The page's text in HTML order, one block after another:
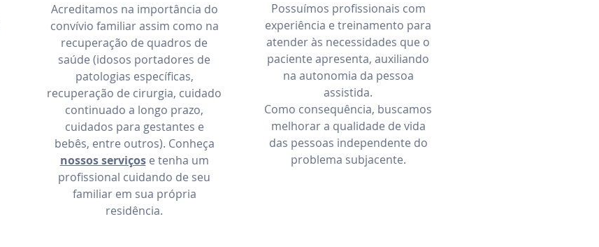
Acreditamos na importância do
convívio familiar assim como na
recuperação de quadros de
saúde (idosos portadores de
patologias específicas,
recuperação de cirurgia, cuidado
continuado a longo prazo,
cuidados para gestantes e
bebês, entre outros). Conheça
nossos serviçose tenha um
profissional cuidando de seu
familiar em sua própria
residência.
Possuímos profissionais com
experiência e treinamento para
atender às necessidades que o
paciente apresenta, auxiliando
na autonomia da pessoa
assistida.
Como consequência, buscamos
melhorar a qualidade de vida
das pessoas independente do
problema subjacente.